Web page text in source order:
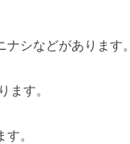
シなどがあります。
す。
。